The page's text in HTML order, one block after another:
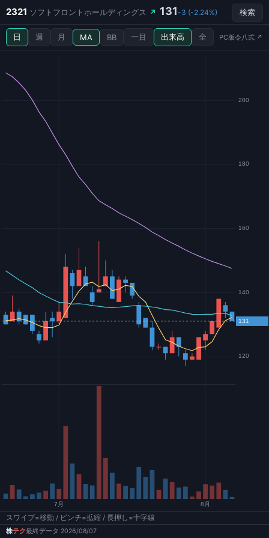
2321 ソフトフロントホールディングス ↗ 131 -3 (-2.24%) 検索
日 週 月 MA BB 一目 出来高 全 PC版令八式 ↗
スワイプ=移動 / ピンチ=拡縮 / 長押し=十字線
株テク最終データ 2026/08/07